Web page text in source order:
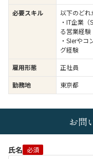
必要スキル
以下のどれ
・IT企業
る営業経験
・SIerや
グ経験
雇用形態
正社員
勤務地
東京都
お問
氏名 必須